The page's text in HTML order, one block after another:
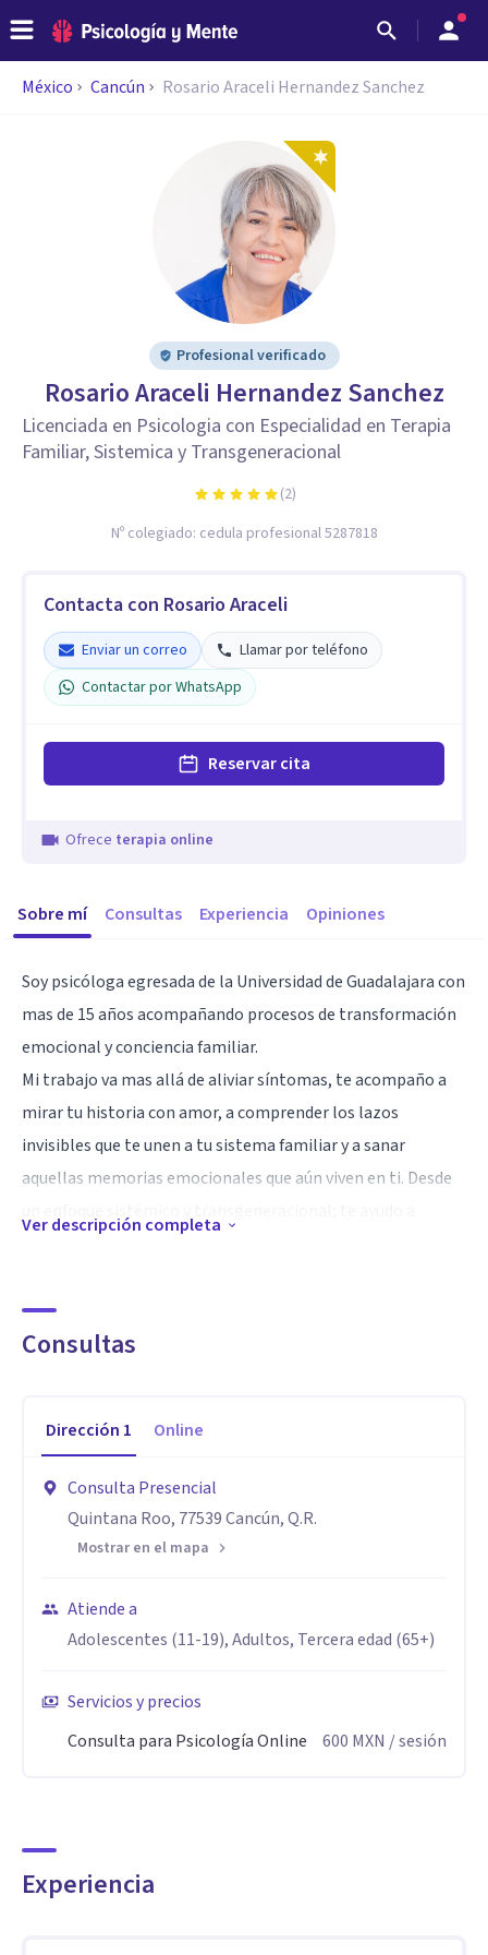
México Cancún Rosario Araceli Hernandez Sanchez
Profesional verificado
Rosario Araceli Hernandez Sanchez
Licenciada en Psicologia con Especialidad en Terapia
Familiar, Sistemica y Transgeneracional
(2)
Nº colegiado: cedula profesional 5287818
Contacta con Rosario Araceli
Enviar un correo
Llamar por teléfono
Contactar por WhatsApp
Reservar cita
Ofrece terapia online
Sobre mí Consultas Experiencia Opiniones
Soy psicóloga egresada de la Universidad de Guadalajara con
mas de 15 años acompañando procesos de transformación
emocional y conciencia familiar.
Mi trabajo va mas allá de aliviar síntomas, te acompaño a
mirar tu historia con amor, a comprender los lazos
invisibles que te unen a tu sistema familiar y a sanar
aquellas memorias emocionales que aún viven en ti. Desde
Creo profundamente que cada persona tiene dentro la
sabiduría para sanar; mi labor es sostener un espacio
energía emocional en bienestar
Sanar no es olvidar, es integrar y cuando integras tu
historia, tu vida comienza afluir con mayor armonía.
Con especialidad en Psicología Transgeneracional y
y Terapia Familiar Sistémica.
Aptitudes
integrando herramientas terapéuticas con tecnología de
frecuencias Healy que apoya el equilibrio del cuerpo y el
Ver descripción completa
Consultas
Dirección 1 Online
Consulta Presencial
Quintana Roo, 77539 Cancún, Q.R.
Mostrar en el mapa
Atiende a
Adolescentes (11-19), Adultos, Tercera edad (65+)
Servicios y precios
Consulta para Psicología Online
600 MXN / sesión
Experiencia